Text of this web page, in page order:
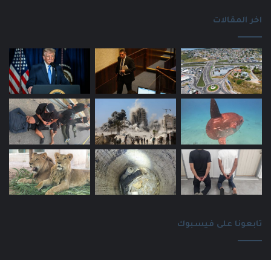
اخر المقالات
تابعونا على فيسبوك